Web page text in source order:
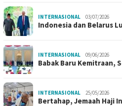
INTERNASIONAL 03/07/2026
Indonesia dan Belarus
INTERNASIONAL 09/06/2026
Babak Baru Kemitraan,
INTERNASIONAL 25/05/2026
Bertahap, Jemaah Haji